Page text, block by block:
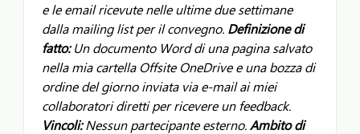
e le email ricevute nelle ultime due settimane
dalla mailing list per il convegno. Definizione di
fatto:Un documento Word di una pagina salvato
nella mia cartella Offsite OneDrive e una bozza di
ordine del giorno inviata via e-mail ai miei
collaboratori diretti per ricevere un feedback.
Vincoli:Nessun partecipante esterno.Ambito di